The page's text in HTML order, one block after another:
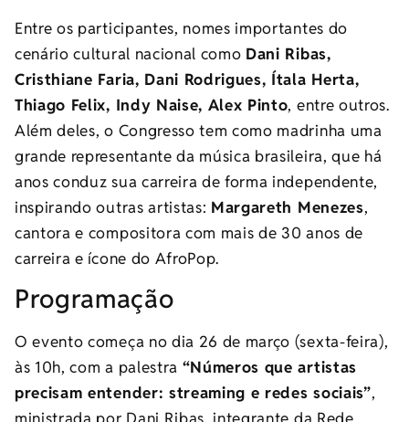
Entre os participantes, nomes importantes do
cenário cultural nacional como Dani Ribas,
Cristhiane Faria, Dani Rodrigues, Ítala Herta,
Thiago Felix, Indy Naise, Alex Pinto, entre outros.
Além deles, o Congresso tem como madrinha uma
grande representante da música brasileira, que há
anos conduz sua carreira de forma independente,
inspirando outras artistas: Margareth Menezes,
cantora e compositora com mais de 30 anos de
carreira e ícone do AfroPop.
Programação
O evento começa no dia 26 de março (sexta-feira),
às 10h, com a palestra “Números que artistas
precisam entender: streaming e redes sociais”,